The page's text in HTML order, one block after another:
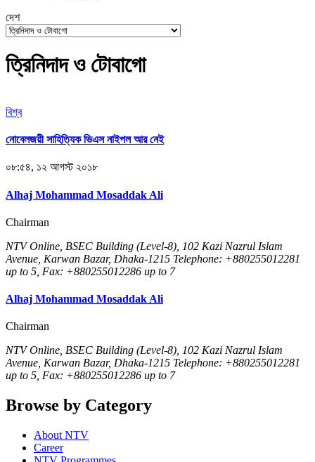
দেশ
ত্রিনিদাদ ও টোবাগো
বিশ্ব
নোবেলজয়ী সাহিত্যিক ভিএস নাইপল আর নেই
০৮:৫৪, ১২ আগস্ট ২০১৮
Alhaj Mohammad Mosaddak Ali
Chairman
NTV Online, BSEC Building (Level-8), 102 Kazi Nazrul Islam
Avenue, Karwan Bazar, Dhaka-1215 Telephone: +880255012281
up to 5, Fax: +880255012286 up to 7
Alhaj Mohammad Mosaddak Ali
Chairman
NTV Online, BSEC Building (Level-8), 102 Kazi Nazrul Islam
Avenue, Karwan Bazar, Dhaka-1215 Telephone: +880255012281
up to 5, Fax: +880255012286 up to 7
Browse by Category
About NTV
Career